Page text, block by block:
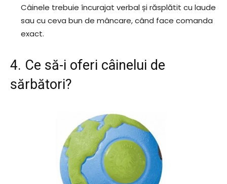
Câinele trebuie încurajat verbal și răsplătit cu laude
sau cu ceva bun de mâncare, când face comanda
exact.
4. Ce să-i oferi câinelui de
sărbători?